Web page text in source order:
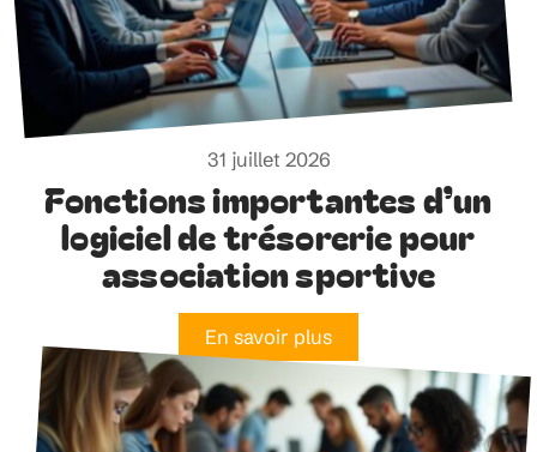
31 juillet 2026
Fonctions importantes d’un
logiciel de trésorerie pour
association sportive
En savoir plus